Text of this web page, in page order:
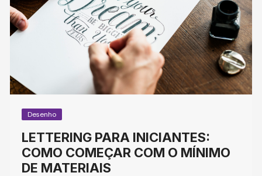
Desenho
LETTERING PARA INICIANTES:
COMO COMEÇAR COM O MÍNIMO
DE MATERIAIS